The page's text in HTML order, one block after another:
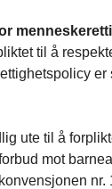
til å
ute til å
mot